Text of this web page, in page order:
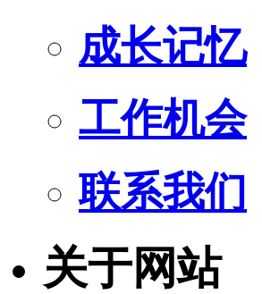
成长记忆
工作机会
联系我们
关于网站